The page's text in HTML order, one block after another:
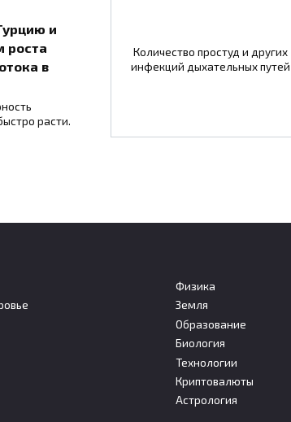
и
роста
в
расти.
Количество простуд и других
инфекций дыхательных путей
С 1 августа в России
изменятся пенсии,
больничные и налоговые
уведомления
С 1 августа 2026 года в России
Физика
Земля
Образование
Биология
Технологии
Криптовалюты
Астрология